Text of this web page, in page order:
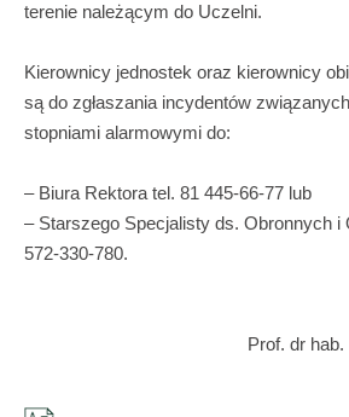
terenie należącym do Uczelni.
Kierownicy jednostek oraz kierownicy
są do zgłaszania incydentów
stopniami alarmowymi do:
– Biura Rektora tel. 81 445-66-77 lub
– Starszego Specjalisty ds. Obronnych i
572-330-780.
Prof. dr